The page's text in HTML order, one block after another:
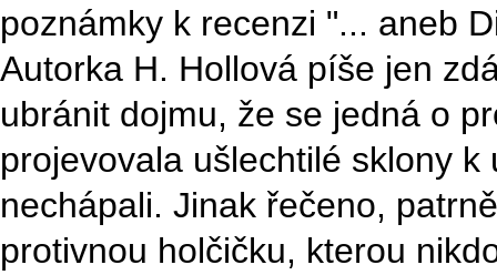
poznámky k recenzi "... aneb
Autorka H. Hollová píše jen
ubránit dojmu, že se jedná o
projevovala ušlechtilé sklony
nechápali. Jinak řečeno,
protivnou holčičku, kterou